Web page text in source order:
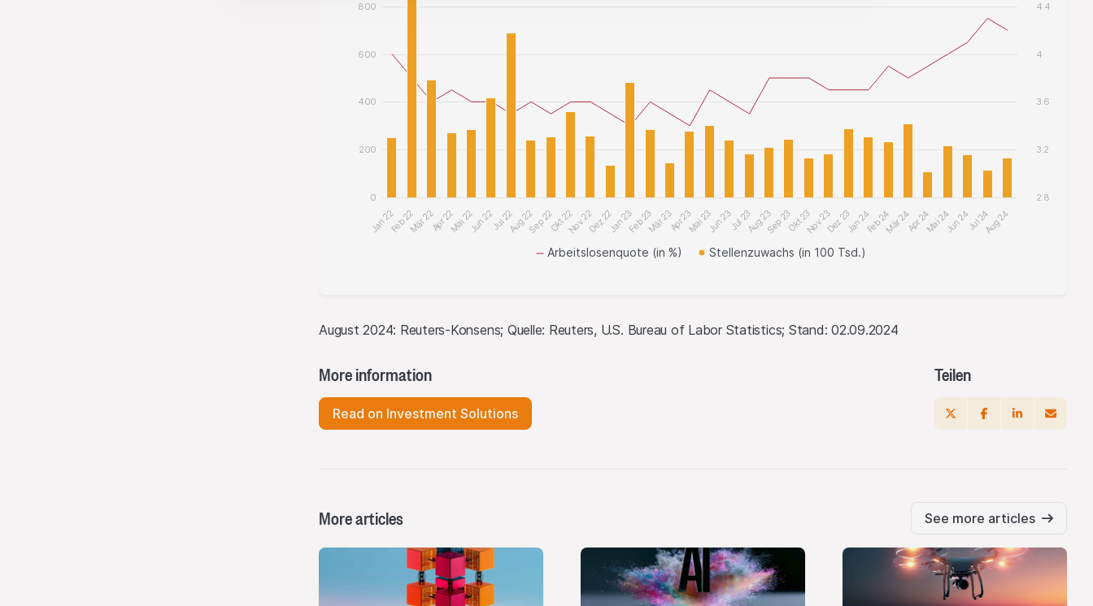
Arbeitslosenquote (in %) Stellenzuwachs (in 100 Tsd.)
Jan 22Feb 22Mär 22Apr 22Mai 22Jun 22Jul 22Aug 22Sep 22Okt 22Nov 22Dez 22Jan 23Feb 23Mär 23Apr 23Mai 23Jun 23Jul 23Aug 23Sep 23Okt 23Nov 23Dez 23Jan 24Feb 24Mär 24Apr 24Mai 24Jun 24Jul 24Aug 24
3.2
3.6
4
4.4
2.8
0
200
400
600
800
August 2024: Reuters-Konsens; Quelle: Reuters, U.S. Bureau of Labor Statistics; Stand: 02.09.2024
More information
Read on Investment Solutions
Teilen
More articles See more articles